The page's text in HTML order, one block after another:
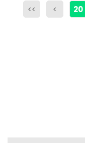
<< < 20